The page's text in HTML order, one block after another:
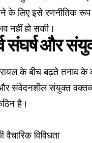
के लिए इसे रणनीतिक रूप
नहीं हो सकी।
संघर्ष और
के बीच बढ़ते तनाव
संवेदनशील संयुक्त वक्तव्य
है।
विविधता